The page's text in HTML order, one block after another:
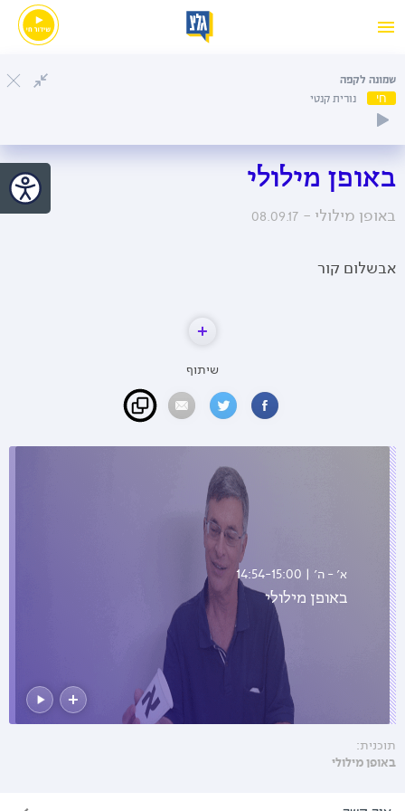
שמונה לקפה
חי נורית קנטי
באופן מילולי
באופן מילולי - 08.09.17
אבשלום קור
שיתוף
א׳ - ה׳ | 14:54-15:00
באופן מילולי
תוכנית:
באופן מילולי